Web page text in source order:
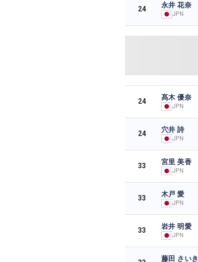
24 永井 花奈
JPN
24 髙木 優奈
JPN
24 穴井 詩
JPN
33 宮里 美香
JPN
33 木戸 愛
JPN
33 岩井 明愛
JPN
藤田 さいき